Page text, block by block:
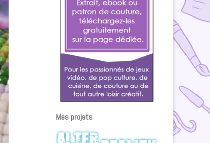
Mes projets